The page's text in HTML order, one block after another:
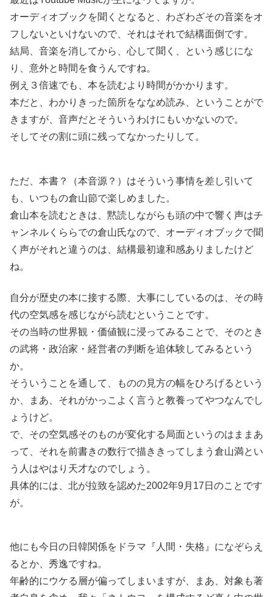
オーディオブックを聞くとなると、わざわざその音楽をオ
フしないといけないので、それはそれで結構面倒です。
結局、音楽を消してから、心して聞く、という感じにな
り、意外と時間を食うんですね。
例え３倍速でも、本を読むより時間がかかります。
本だと、わかりきった箇所をななめ読み、ということがで
きますが、音声だとそういうわけにもいかないので。
そしてその割に頭に残ってなかったりして。
ただ、本書？（本音源？）はそういう事情を差し引いて
も、いつもの倉山節で楽しめました。
倉山本を読むときは、黙読しながらも頭の中で響く声はチ
ャンネルくららでの倉山氏なので、オーディオブックで聞
く声がそれと違うのは、結構最初違和感ありましたけど
ね。
自分が歴史の本に接する際、大事にしているのは、その時
代の空気感を感じながら読むということです。
その当時の世界観・価値観に浸ってみることで、そのとき
の武将・政治家・経営者の判断を追体験してみるという
か。
そういうことを通して、ものの見方の幅をひろげるという
か、まあ、それがかっこよく言うと教養ってやつなんでし
ょうけど。
で、その空気感そのものが変化する局面というのはままあ
って、それを前書きの数行で描ききってしまう倉山満とい
う人はやはり天才なのでしょう。
具体的には、北が拉致を認めた2002年9月17日のことです
が。
他にも今日の日韓関係をドラマ『人間・失格』になぞらえ
るとか、秀逸ですね。
年齢的にウケる層が偏ってしまいますが、まあ、対象も著